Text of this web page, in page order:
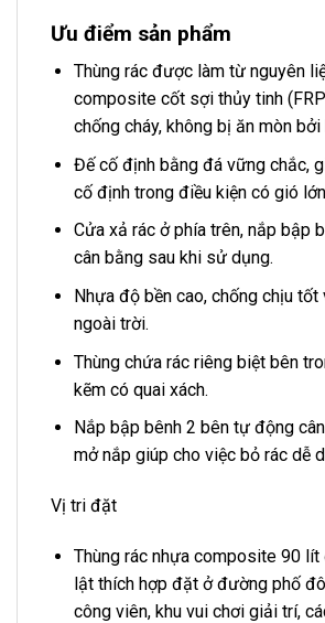
Ưu điểm sản phẩm
Thùng rác được làm từ nguyên
composite cốt sợi thủy tinh
chống cháy, không bị ăn mòn bởi
Đế cố định bằng đá vững chắc,
cố định trong điều kiện có gió
Cửa xả rác ở phía trên, nắp bập
cân bằng sau khi sử dụng.
Nhựa độ bền cao, chống chịu
ngoài trời.
Thùng chứa rác riêng biệt bên
kẽm có quai xách.
Nắp bập bênh 2 bên tự động
mở nắp giúp cho việc bỏ rác dễ
Vị tri đặt
Thùng rác nhựa composite 90
lật thích hợp đặt ở đường phố
công viên, khu vui chơi giải trí,